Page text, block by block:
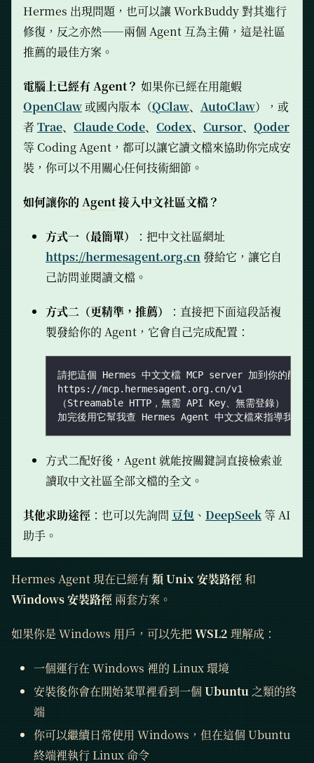
Hermes 出現問題，也可以讓 WorkBuddy 對其進行
修復，反之亦然——兩個 Agent 互為主備，這是社區
推薦的最佳方案。
電腦上已經有 Agent？ 如果你已經在用龍蝦
OpenClaw或國內版本（QClaw、 AutoClaw），或
者 Trae、 Claude Code、 Codex、 Cursor、 Qoder
等 Coding Agent，都可以讓它讀文檔來協助你完成安
裝，你可以不用關心任何技術細節。
如何讓你的Agent接入中文社區文檔？
方式一（最簡單）
：把中文社區網址
https://hermesagent.org.cn 發給它，讓它自
己訪問並閱讀文檔。
方式二（更精準，推薦）
：直接把下面這段話複
製發給你的 Agent，它會自己完成配置：
請把這個 Hermes 中文文檔 MCP server 加到你的配置
https://mcp.hermesagent.org.cn/v1
（Streamable HTTP，無需 API Key、無需登錄）
加完後用它幫我查 Hermes Agent 中文文檔來指導我完成
方式二配好後， Agent就能按關鍵詞直接檢索並
讀取中文社區全部文檔的全文。
其他求助途徑 ：也可以先詢問 豆包 、 DeepSeek等 AI
助手。
Hermes Agent 現在已經有 類 Unix 安裝路徑和
Windows 安裝路徑 兩套方案。
如果你是 Windows 用戶，可以先把 WSL2 理解成：
一個運行在 Windows 裡的 Linux 環境
安裝後你會在開始菜單裡看到一個 Ubuntu 之類的終
端
你可以繼續日常使用 Windows，但在這個 Ubuntu
終端裡執行Linux命令